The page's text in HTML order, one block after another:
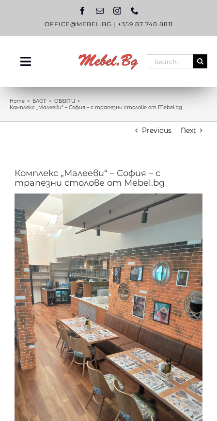
OFFICE@MEBEL.BG | +359 87 740 8811
Toggle
НАЧАЛО
OUTLET
БЛОГ
КОНТАКТИ
Search
for:
Home БЛОГ
ОБЕКТИ
Комплекс „Малееви“ – София – с трапезни столове от Mebel.bg
Previous Next
Комплекс „Малееви“ – София – с
трапезни столове от Mebel.bg
Larger
Image